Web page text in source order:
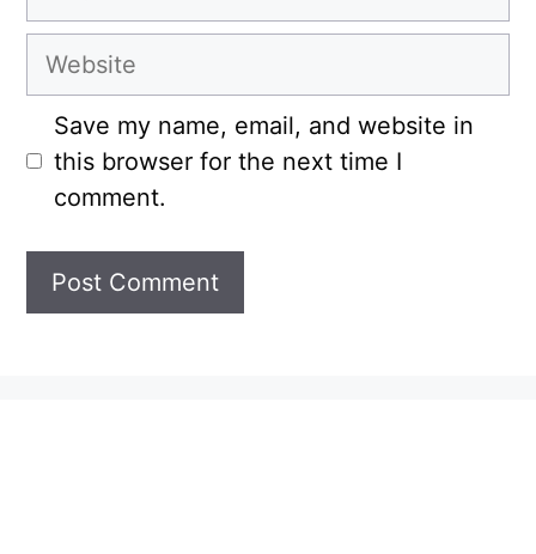
Website
Save my name, email, and website in
this browser for the next time I
comment.